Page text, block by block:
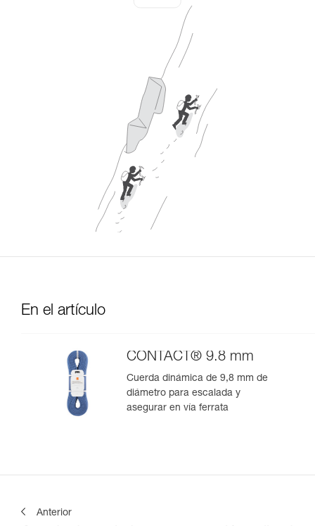
En el artículo
CONTACT® 9.8 mm
Cuerda dinámica de 9,8 mm de
diámetro para escalada y
asegurar en vía ferrata
Anterior